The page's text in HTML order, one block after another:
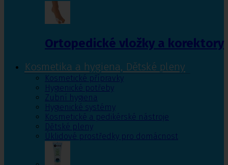
Ortopedické vložky a korektory
Kosmetika a hygiena, Dětské pleny
Kosmetické přípravky
Hygienické potřeby
Zubní hygiena
Hygienické systémy
Kosmetické a pedikérské nástroje
Dětské pleny
Úklidové prostředky pro domácnost